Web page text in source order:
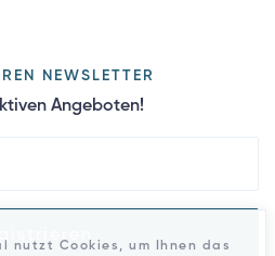
NEWSLETTER
Angeboten!
nutzt Cookies, um Ihnen das